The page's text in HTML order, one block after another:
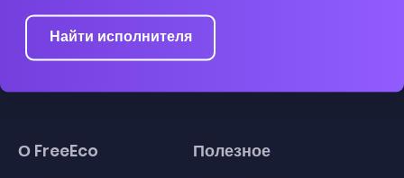
Найти исполнителя
О FreeEco Полезное